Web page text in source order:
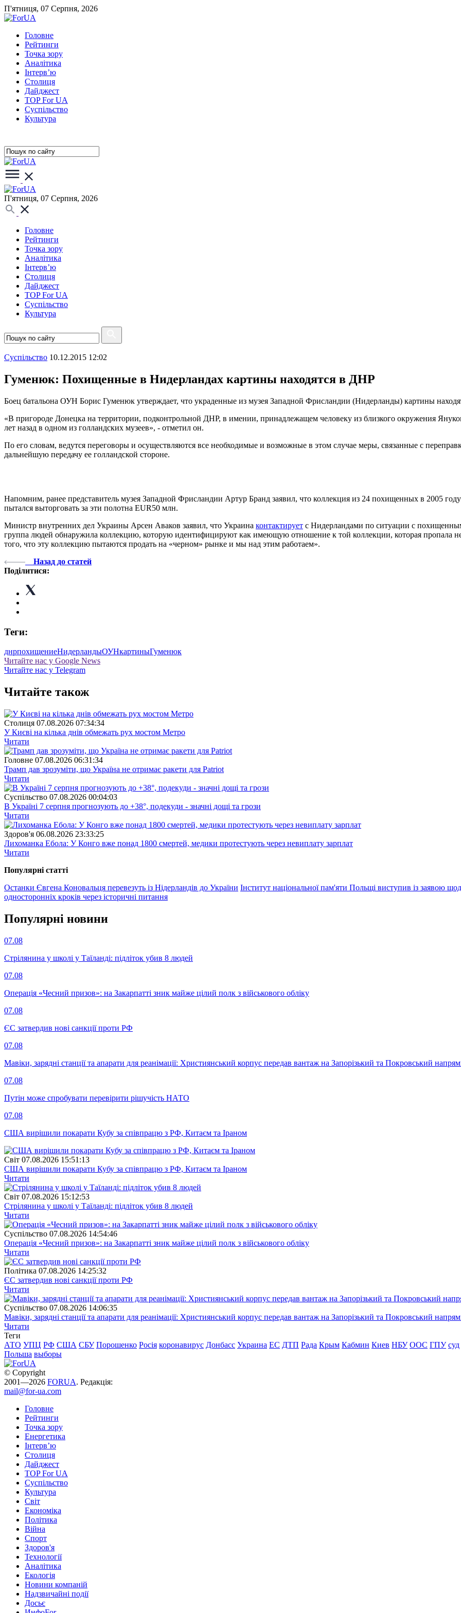
П'ятниця, 07 Серпня, 2026
Головне
Рейтинги
Точка зору
Аналітика
Інтерв’ю
Столиця
Дайджест
TOP For UA
Суспiльство
Культура
П'ятниця, 07 Серпня, 2026
Головне
Рейтинги
Точка зору
Аналітика
Інтерв’ю
Столиця
Дайджест
TOP For UA
Суспiльство
Культура
Суспiльство 10.12.2015 12:02
Гуменюк: Похищенные в Нидерландах картины находятся в ДНР
Боец батальона ОУН Борис Гуменюк утверждает, что украденные из музея Западной Фрисландии (Нидерланды) картины
«В пригороде Донецка на территории, подконтрольной ДНР, в имении, принадлежащем человеку из близкого окружения
лет назад в одном из голландских музеев», - отметил он.
По его словам, ведутся переговоры и осуществляются все необходимые и возможные в этом случае меры, связанные с
дальнейшую передачу ее голландской стороне.
Напомним, ранее представитель музея Западной Фрисландии Артур Бранд заявил, что коллекция из 24 похищенных в 2005
пытался выторговать за эти полотна EUR50 млн.
Министр внутренних дел Украины Арсен Аваков заявил, что Украина контактирует с Нидерландами по ситуации с
группа людей обнаружила коллекцию, которую идентифицируют как имеющую отношение к той коллекции, которая пропала
того, что эту коллекцию пытаются продать на «черном» рынке и мы над этим работаем».
Назад до статей
Поділитися:
Теги:
днрпохищениеНидерландыОУНкартиныГуменюк
Читайте нас у Google News
Читайте нас у Telegram
Читайте також
Столиця 07.08.2026 07:34:34
У Києві на кілька днів обмежать рух мостом Метро
Читати
Головне 07.08.2026 06:31:34
Трамп дав зрозуміти, що Україна не отримає ракети для Patriot
Читати
Суспiльство 07.08.2026 00:04:03
В Україні 7 серпня прогнозують до +38°, подекуди - значні дощі та грози
Читати
Здоров'я 06.08.2026 23:33:25
Лихоманка Ебола: У Конго вже понад 1800 смертей, медики протестують через невиплату зарплат
Читати
Популярнi статтi
Останки Євгена Коновальця перевезуть із Нідерландів до України Інститут національної пам'яти Польщі виступив із заявою
односторонніх кроків через історичні питання
Популярнi новини
07.08
Стрілянина у школі у Таїланді: підліток убив 8 людей
07.08
Операція «Чесний призов»: на Закарпатті зник майже цілий полк з військового обліку
07.08
ЄС затвердив нові санкції проти РФ
07.08
Мавіки, зарядні станції та апарати для реанімації: Християнський корпус передав вантаж на Запорізький та Покровський
07.08
Путін може спробувати перевірити рішучість НАТО
07.08
США вирішили покарати Кубу за співпрацю з РФ, Китаєм та Іраном
Свiт 07.08.2026 15:51:13
США вирішили покарати Кубу за співпрацю з РФ, Китаєм та Іраном
Читати
Свiт 07.08.2026 15:12:53
Стрілянина у школі у Таїланді: підліток убив 8 людей
Читати
Суспiльство 07.08.2026 14:54:46
Операція «Чесний призов»: на Закарпатті зник майже цілий полк з військового обліку
Читати
Полiтика 07.08.2026 14:25:32
ЄС затвердив нові санкції проти РФ
Читати
Суспiльство 07.08.2026 14:06:35
Мавіки, зарядні станції та апарати для реанімації: Християнський корпус передав вантаж на Запорізький та Покровський
Читати
Теги
АТО УПЦ РФ США СБУ Порошенко Росія коронавирус Донбасс Украина ЕС ДТП Рада Крым Кабмин Киев НБУ ООС ГПУ суд
Польша выборы
© Copyright
2001—2026 FORUA. Редакція:
mail@for-ua.com
Головне
Рейтинги
Точка зору
Енергетика
Інтерв’ю
Столиця
Дайджест
TOP For UA
Суспiльство
Культура
Світ
Економіка
Політика
Війна
Спорт
Здоров'я
Технології
Аналітика
Екологія
Новини компаній
Надзвичайні події
Досьє